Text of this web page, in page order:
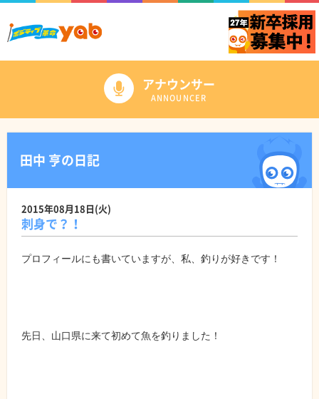
アナウンサー
ANNOUNCER
田中 亨の日記
2015年08月18日(火)
刺身で？！
プロフィールにも書いていますが、私、釣りが好きです！
先日、山口県に来て初めて魚を釣りました！